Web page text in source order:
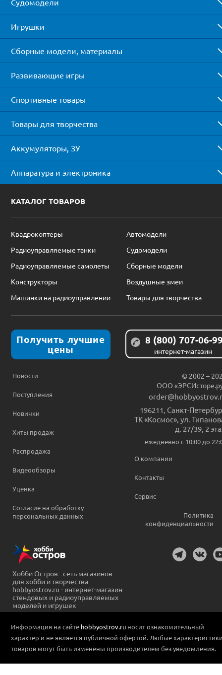
Игрушки
Сборные модели, материалы
Развивающие игры
Спортивные товары
Товары для творчества
Аккумуляторы, ЗУ
Аппаратура и электроника
КАТАЛОГ ТОВАРОВ
Квадрокоптеры
Автомодели
Радиоуправляемые танки
Судомодели
Радиоуправляемые самолеты
Сборные модели
Конструкторы
Воздушные змеи
Машинки на радиоуправлении
Товары для творчества
Получить лучшие
цены
8 (800) 707-06-
интернет-магазин
Новости
Поступления
Новинки
Хиты продаж
Распродажа
Видеообзоры
Уценка
Согласие на обработку
персональных данных
© 2002 –
ООО
196211 Санкт-
ТК «Космос», ул.
д. 27/39, 2
ежедневно c 10:00 до
О компании
Контакты
Сервис
Политика
конфиденциальности
Хобби Остров - сеть магазинов
для хобби и творчества
hobbyostrov.ru - интернет-магазин
стендовых и радиоуправляемых
моделей и игрушек
Информация на сайте hobbyostrov.ru носит ознакомительный
характер и не является публичной офертой. Любые
товаров могут быть изменены производителем без уведомления.